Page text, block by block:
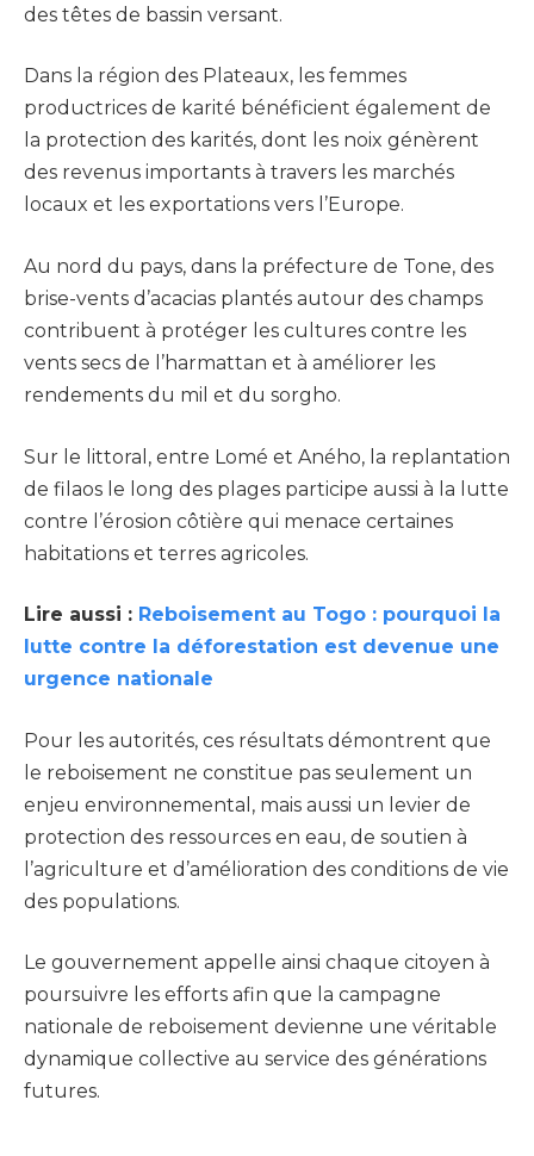
des têtes de bassin versant.
Dans la région des Plateaux, les femmes
productrices de karité bénéficient également de
la protection des karités, dont les noix génèrent
des revenus importants à travers les marchés
locaux et les exportations vers l’Europe.
Au nord du pays, dans la préfecture de Tone, des
brise-vents d’acacias plantés autour des champs
contribuent à protéger les cultures contre les
vents secs de l’harmattan et à améliorer les
rendements du mil et du sorgho.
Sur le littoral, entre Lomé et Aného, la replantation
de filaos le long des plages participe aussi à la lutte
contre l’érosion côtière qui menace certaines
habitations et terres agricoles.
Lire aussi : Reboisement au Togo : pourquoi la
lutte contre la déforestation est devenue une
urgence nationale
Pour les autorités, ces résultats démontrent que
le reboisement ne constitue pas seulement un
enjeu environnemental, mais aussi un levier de
protection des ressources en eau, de soutien à
l’agriculture et d’amélioration des conditions de vie
des populations.
Le gouvernement appelle ainsi chaque citoyen à
poursuivre les efforts afin que la campagne
nationale de reboisement devienne une véritable
dynamique collective au service des générations
futures.